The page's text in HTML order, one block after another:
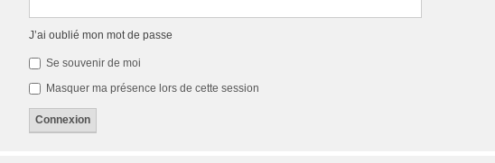
J’ai oublié mon mot de passe
Se souvenir de moi
Masquer ma présence lors de cette session